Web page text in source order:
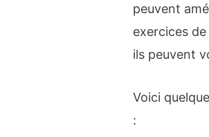
peuvent
exercices
ils peuvent
Voici
: